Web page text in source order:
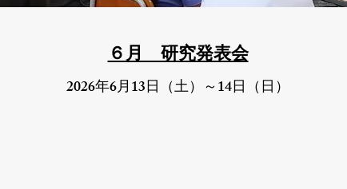
６月 ​研究発表会
2026年6月 13日（土）～ 14日（日）